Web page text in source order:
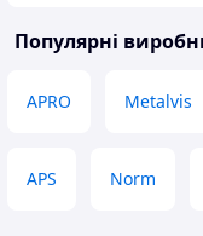
Популярні
APRO Metalvis
APS Norm